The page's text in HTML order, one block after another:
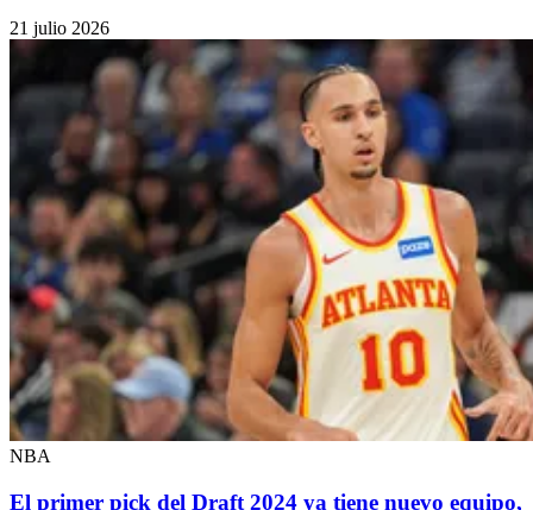
21 julio 2026
NBA
El primer pick del Draft 2024 ya tiene nuevo equipo,